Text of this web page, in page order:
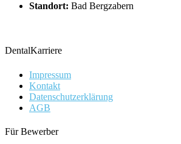
Standort: Bad Bergzabern
DentalKarriere
Impressum
Kontakt
Datenschutzerklärung
AGB
Für Bewerber